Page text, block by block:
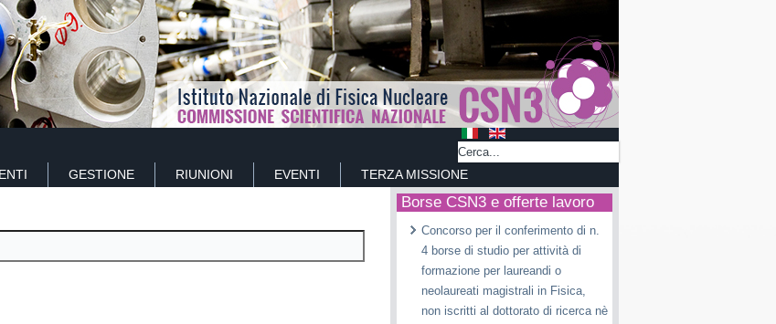
GESTIONE RIUNIONI EVENTI TERZA MISSIONE
Borse CSN3 e offerte lavoro
Concorso per il conferimento di n.
4 borse di studio per attività di
formazione per laureandi o
neolaureati magistrali in Fisica,
non iscritti al dottorato di ricerca nè